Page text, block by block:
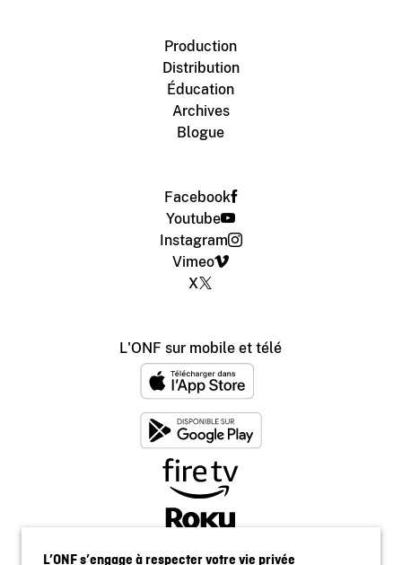
Production
Distribution
Éducation
Archives
Blogue
Facebook
Youtube
Instagram
Vimeo
X
L'ONF sur mobile et télé
L’ONF s’engage à respecter votre vie privée